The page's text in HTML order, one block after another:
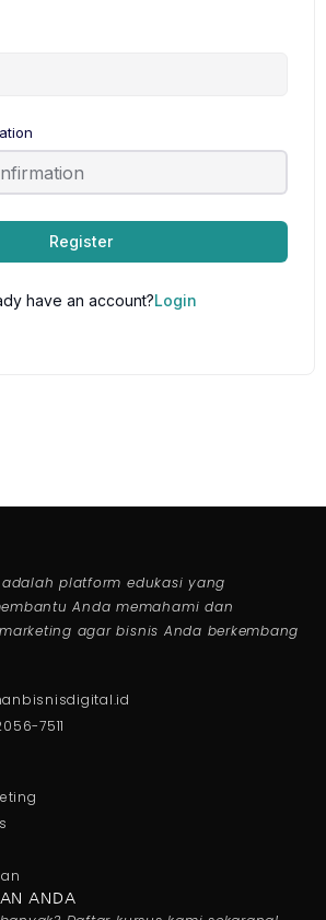
Register
have an account?Login
adalah platform edukasi yang
Anda memahami dan
agar bisnis Anda berkembang
7511
ANDA